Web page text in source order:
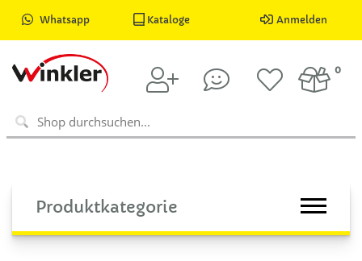
Whatsapp Kataloge Anmelden
0
Produktkategorie